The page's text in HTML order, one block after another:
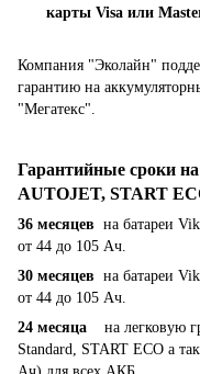
карты Visa или
Компания "Эколайн"
гарантию на
"Мегатекс".
Гарантийные сроки
AUTOJET, START
36 месяцев на батареи
от 44 до 105 Ач.
30 месяцев на батареи
от 44 до 105 Ач.
24 месяца на легковую
Standard, START ECO а